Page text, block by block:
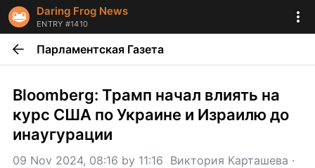
Daring Frog News
ENTRY #1410
Парламентская Газета
Bloomberg: Трамп начал влиять на
курс США по Украине и Израилю до
инаугурации
09 Nov 2024, 08:16 by 11:16  Виктория Карташева